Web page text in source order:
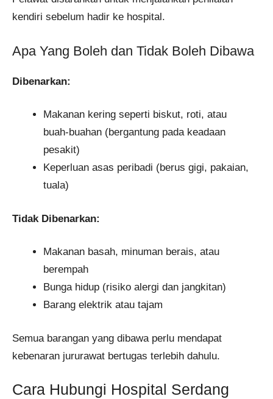
kendiri sebelum hadir ke hospital.
Apa Yang Boleh dan Tidak Boleh Dibawa
Dibenarkan:
Makanan kering seperti biskut, roti, atau
buah-buahan (bergantung pada keadaan
pesakit)
Keperluan asas peribadi (berus gigi, pakaian,
tuala)
Tidak Dibenarkan:
Makanan basah, minuman berais, atau
berempah
Bunga hidup (risiko alergi dan jangkitan)
Barang elektrik atau tajam
Semua barangan yang dibawa perlu mendapat
kebenaran jururawat bertugas terlebih dahulu.
Cara Hubungi Hospital Serdang